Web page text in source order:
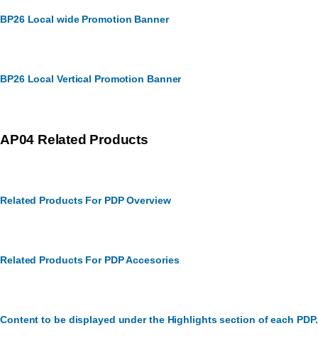
BP26 Local wide Promotion Banner
BP26 Local Vertical Promotion Banner
AP04 Related Products
Related Products For PDP Overview
Related Products For PDP Accesories
Content to be displayed under the Highlights section of each PDP.